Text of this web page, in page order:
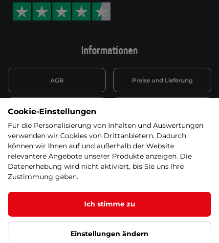
Informationen
AGB Preise und Lieferung
Datenschutzerklärung
Wiederufsbelehrung mit Link
zum Formular
Batterieentsorgung
Informationen zu Elektro-
und Elektonikgeräten
Widerruf erklären
© 2026 SEVEN SPORT s.r.o Alle Rechte vorbehalten1
Datenschutzgrundsätze Google Datenschutz Google
Cookie-Einstellungen
Für die Personalisierung von Inhalten und Auswertungen
verwenden wir Cookies von Drittanbietern. Dadurch
können wir Ihnen auf und außerhalb der Website
relevantere Angebote unserer Produkte anzeigen. Die
Datenerhebung wird nicht aktiviert, bis Sie uns Ihre
Zustimmung geben.
Ich stimme zu
Einstellungen ändern